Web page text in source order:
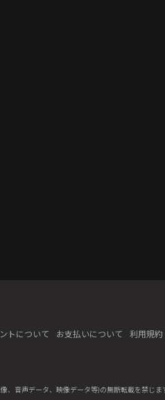
トについて お支払いについて 利用規約
、音声データ、映像データ等)の無断転載を禁じま